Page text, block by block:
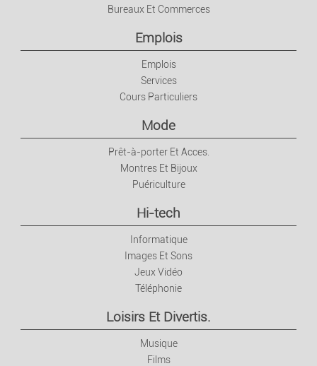
Bureaux Et Commerces
Emplois
Emplois
Services
Cours Particuliers
Mode
Prêt-à-porter Et Acces.
Montres Et Bijoux
Puériculture
Hi-tech
Informatique
Images Et Sons
Jeux Vidéo
Téléphonie
Loisirs Et Divertis.
Musique
Films